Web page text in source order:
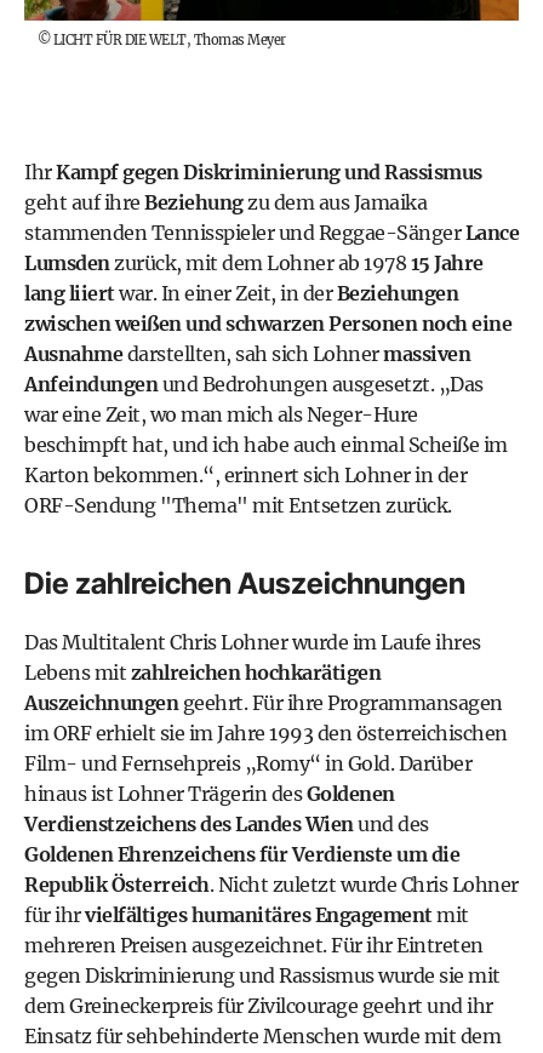
©LICHT FÜR DIE WELT, Thomas Meyer
IhrKampf gegen Diskriminierung und Rassismus
geht auf ihre Beziehungzu dem aus Jamaika
stammenden Tennisspieler und Reggae-SängerLance
Lumsdenzurück, mit dem Lohner ab 1978 15 Jahre
lang liiertwar. In einer Zeit, in derBeziehungen
zwischen weißen und schwarzen Personen noch eine
Ausnahmedarstellten, sah sich Lohnermassiven
Anfeindungenund Bedrohungen ausgesetzt. „Das
war eine Zeit, wo man mich als Neger-Hure
beschimpft hat, und ich habe auch einmal Scheiße im
Karton bekommen.“, erinnert sich Lohner in der
ORF-Sendung "Thema" mit Entsetzen zurück.
Die zahlreichen Auszeichnungen
Das Multitalent Chris Lohner wurde im Laufe ihres
Lebens mit zahlreichen hochkarätigen
Auszeichnungengeehrt. Für ihre Programmansagen
imORFerhielt sie im Jahre 1993 den österreichischen
Film- und Fernsehpreis „Romy“ in Gold. Darüber
hinaus ist Lohner Trägerin desGoldenen
Verdienstzeichens des Landes Wienund des
Goldenen Ehrenzeichens für Verdienste um die
Republik Österreich. Nicht zuletzt wurde Chris Lohner
für ihrvielfältiges humanitäres Engagementmit
mehreren Preisen ausgezeichnet. Für ihr Eintreten
gegen Diskriminierung und Rassismus wurde sie mit
demGreineckerpreis für Zivilcourage geehrt und ihr
Einsatz für sehbehinderte Menschen wurde mit dem